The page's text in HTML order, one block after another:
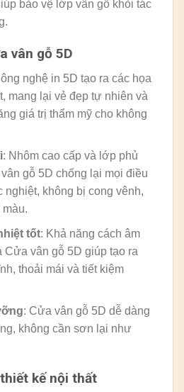
bảo vệ lớp vân gỗ khỏi tác
vân gỗ 5D
nghệ in 5D tạo ra các họa
mang lại vẻ đẹp tự nhiên và
giá trị thẩm mỹ cho không
: Nhôm cao cấp và lớp phủ
gỗ 5D chống lại mọi điều
nghiệt, không bị cong vênh,
màu.
tốt: Khả năng cách âm
Cửa vân gỗ 5D giúp tạo ra
thoải mái và tiết kiệm
: Cửa vân gỗ 5D dễ dàng
không cần sơn lại như
kế nội thất